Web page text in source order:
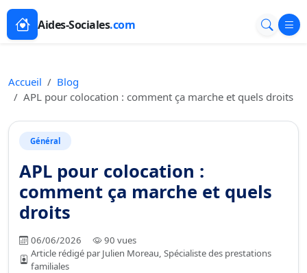
Aides-Sociales.com
Accueil
Blog
APL pour colocation : comment ça marche et quels droits
Général
APL pour colocation :
comment ça marche et quels
droits
06/06/2026
90 vues
Article rédigé par Julien Moreau, Spécialiste des prestations
familiales